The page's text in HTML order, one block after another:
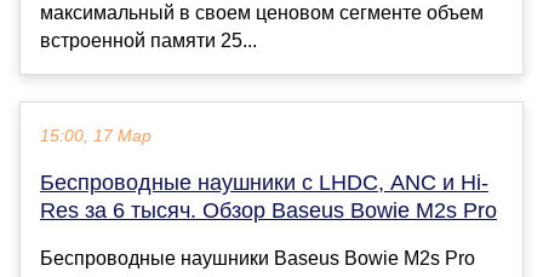
максимальный в своем ценовом сегменте объем
встроенной памяти 25...
15:00, 17 Мар
Беспроводные наушники с LHDC, ANC и Hi-
Res за 6 тысяч. Обзор Baseus Bowie M2s Pro
Беспроводные наушники Baseus Bowie M2s Pro